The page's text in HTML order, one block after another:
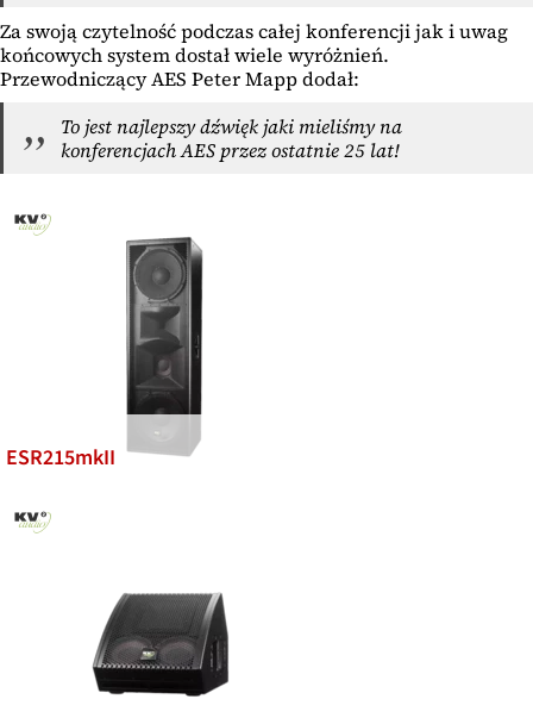
Za swoją czytelność podczas całej konferencji jak i uwag
końcowych system dostał wiele wyróżnień.
Przewodniczący AES Peter Mapp dodał:
To jest najlepszy dźwięk jaki mieliśmy na
konferencjach AES przez ostatnie 25 lat!
ESR215mkII